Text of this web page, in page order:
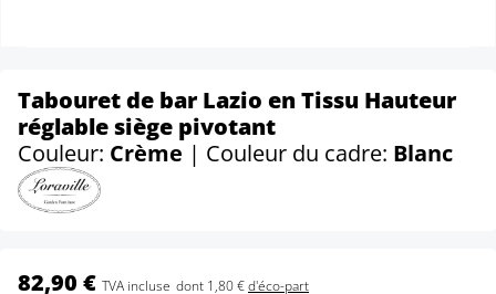
Tabouret de bar Lazio en Tissu Hauteur
réglable siège pivotant
Couleur: Crème | Couleur du cadre: Blanc
82,90 € TVA incluse dont 1,80 €d'éco-part